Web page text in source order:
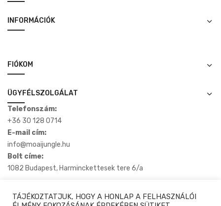
INFORMÁCIÓK
FIÓKOM
ÜGYFÉLSZOLGÁLAT
Telefonszám:
+36 30 128 0714
E-mail cím:
info@moaijungle.hu
Bolt címe:
1082 Budapest, Harminckettesek tere 6/a
TÁJÉKOZTATJUK, HOGY A HONLAP A FELHASZNÁLÓI